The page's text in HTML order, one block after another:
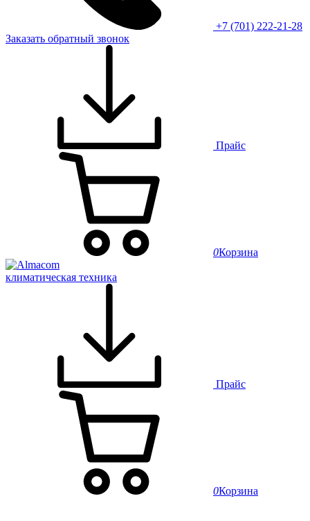
+7 (701) 222-21-28
Заказать обратный звонок
Прайс
0Корзина
климатическая техника
Прайс
0Корзина